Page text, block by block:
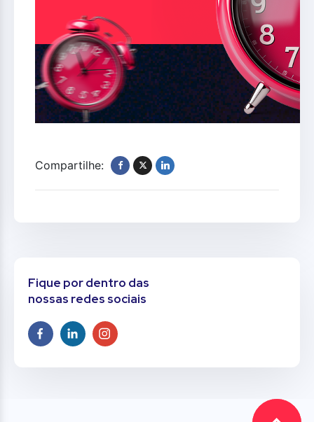
Compartilhe:
Fique por dentro das
nossas redes sociais